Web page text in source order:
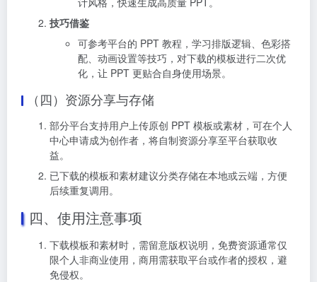
技巧借鉴
可参考平台的 PPT 教程，学习排版逻辑、色彩搭
配、动画设置等技巧，对下载的模板进行二次优
化，让 PPT 更贴合自身使用场景。
（四）资源分享与存储
部分平台支持用户上传原创 PPT 模板或素材，可在个人
中心申请成为创作者，将自制资源分享至平台获取收
益。
已下载的模板和素材建议分类存储在本地或云端，方便
后续重复调用。
四、使用注意事项
下载模板和素材时，需留意版权说明，免费资源通常仅
限个人非商业使用，商用需获取平台或作者的授权，避
免侵权。